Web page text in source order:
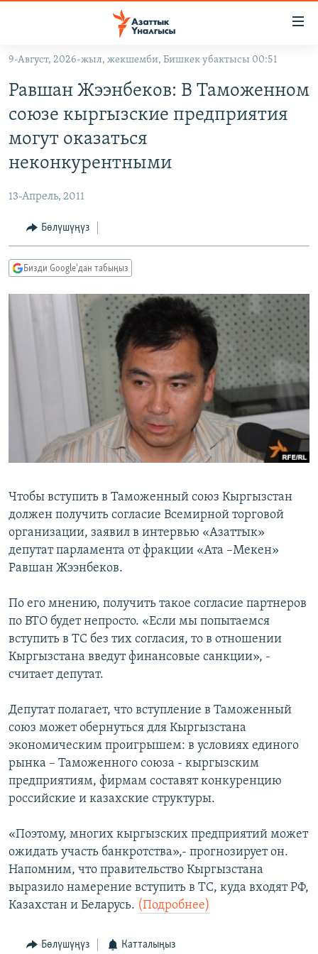
Навигацияга
өтүңүз
салыңыз
САЯСАТ
МАДАНИЯТ
ДҮЙНӨ
УКРАИНА
АТАЙЫН ИЛИКТӨӨ
ТВ ПРОГРАММАЛАР
БҮГҮН АЗАТТЫКТА
БИЗ ЖАНА ДҮЙНӨ
ЭЖЕ-СИҢДИЛЕР
ЫҢГАЙСЫЗ СУРООЛОР
ПОДКАСТ
Русский
ОНЛАЙН ШЕРИНЕ
ЭЕ/АРнун бардык сайттары
9-Август, 2026-жыл, жекшемби, Бишкек убактысы 00:51
Равшан Жээнбеков: В Таможенном
союзе кыргызские предприятия
могут оказаться
неконкурентными
13-Апрель, 2011
Бөлүшүңүз
Бизди Google'дан табыңыз
Чтобы вступить в Таможенный союз Кыргызстан
должен получить согласие Всемирной торговой
организации, заявил в интервью «Азаттык»
депутат парламента от фракции «Ата –Мекен»
Равшан Жээнбеков.
По его мнению, получить такое согласие партнеров
по ВТО будет непросто. «Если мы попытаемся
вступить в ТС без тих согласия, то в отношении
Кыргызстана введут финансовые санкции», -
считает депутат.
Депутат полагает, что вступление в Таможенный
союз может обернуться для Кыргызстана
экономическим проигрышем: в условиях единого
рынка – Таможенного союза - кыргызским
предприятиям, фирмам составят конкуренцию
российские и казахские структуры.
«Поэтому, многих кыргызских предприятий может
ожидать участь банкротства»,- прогнозирует он.
Напомним, что правительство Кыргызстана
выразило намерение вступить в ТС, куда входят РФ,
Казахстан и Беларусь. (Подробнее)
Бөлүшүңүз Катталыңыз